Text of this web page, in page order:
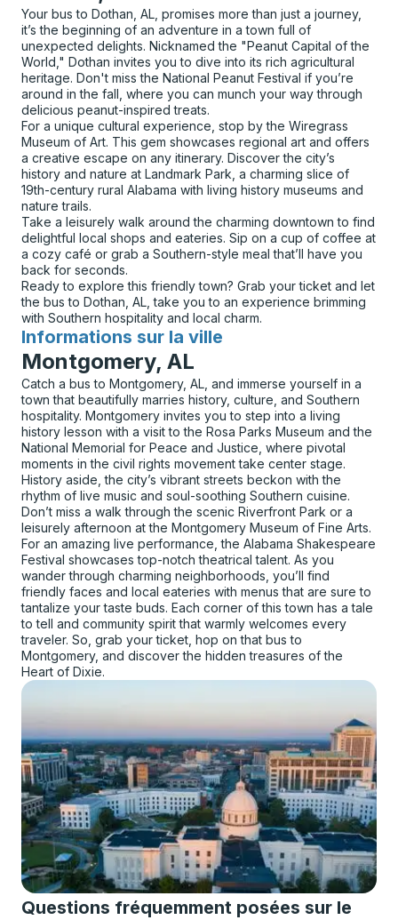
Your bus to Dothan, AL, promises more than just a journey,
it’s the beginning of an adventure in a town full of
unexpected delights. Nicknamed the "Peanut Capital of the
World," Dothan invites you to dive into its rich agricultural
heritage. Don't miss the National Peanut Festival if you’re
around in the fall, where you can munch your way through
delicious peanut-inspired treats.
For a unique cultural experience, stop by the Wiregrass
Museum of Art. This gem showcases regional art and offers
a creative escape on any itinerary. Discover the city’s
history and nature at Landmark Park, a charming slice of
19th-century rural Alabama with living history museums and
nature trails.
Take a leisurely walk around the charming downtown to find
delightful local shops and eateries. Sip on a cup of coffee at
a cozy café or grab a Southern-style meal that’ll have you
back for seconds.
Ready to explore this friendly town? Grab your ticket and let
the bus to Dothan, AL, take you to an experience brimming
with Southern hospitality and local charm.
Informations sur la ville
pour
Montgomery, AL
Catch a bus to Montgomery, AL, and immerse yourself in a
town that beautifully marries history, culture, and Southern
hospitality. Montgomery invites you to step into a living
history lesson with a visit to the Rosa Parks Museum and the
National Memorial for Peace and Justice, where pivotal
moments in the civil rights movement take center stage.
History aside, the city’s vibrant streets beckon with the
rhythm of live music and soul-soothing Southern cuisine.
Don’t miss a walk through the scenic Riverfront Park or a
leisurely afternoon at the Montgomery Museum of Fine Arts.
For an amazing live performance, the Alabama Shakespeare
Festival showcases top-notch theatrical talent. As you
wander through charming neighborhoods, you’ll find
friendly faces and local eateries with menus that are sure to
tantalize your taste buds. Each corner of this town has a tale
to tell and community spirit that warmly welcomes every
traveler. So, grab your ticket, hop on that bus to
Montgomery, and discover the hidden treasures of the
Heart of Dixie.
Questions fréquemment posées sur le